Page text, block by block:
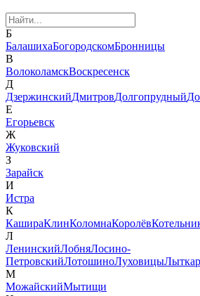
Б
БалашихаБогородскомБронницы
В
ВолоколамскВоскресенск
Д
ДзержинскийДмитровДолгопрудный
Е
Егорьевск
Ж
Жуковский
З
Зарайск
И
Истра
К
КашираКлинКоломнаКоролёв
Л
ЛенинскийЛобняЛосино-
ПетровскийЛотошиноЛуховицы
М
МожайскийМытищи